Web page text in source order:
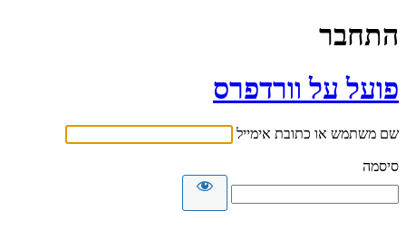
התחבר
פועל על וורדפרס
שם משתמש או כתובת אימייל
סיסמה